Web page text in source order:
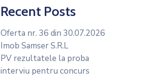
Recent Posts
Oferta nr. 36 din 30.07.2026
Imob Samser S.R.L
PV rezultatele la proba
interviu pentru concurs